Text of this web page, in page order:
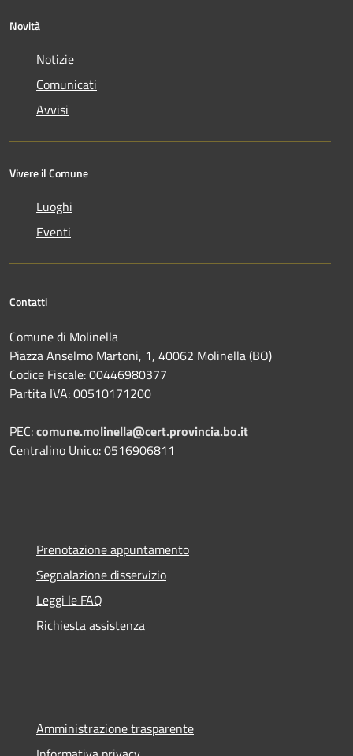
Novità
Notizie
Comunicati
Avvisi
Vivere il Comune
Luoghi
Eventi
Contatti
Comune di Molinella
Piazza Anselmo Martoni, 1, 40062 Molinella (BO)
Codice Fiscale: 00446980377
Partita IVA: 00510171200
PEC:comune.molinella@cert.provincia.bo.it
Centralino Unico: 0516906811
Prenotazione appuntamento
Segnalazione disservizio
Leggi le FAQ
Richiesta assistenza
Amministrazione trasparente